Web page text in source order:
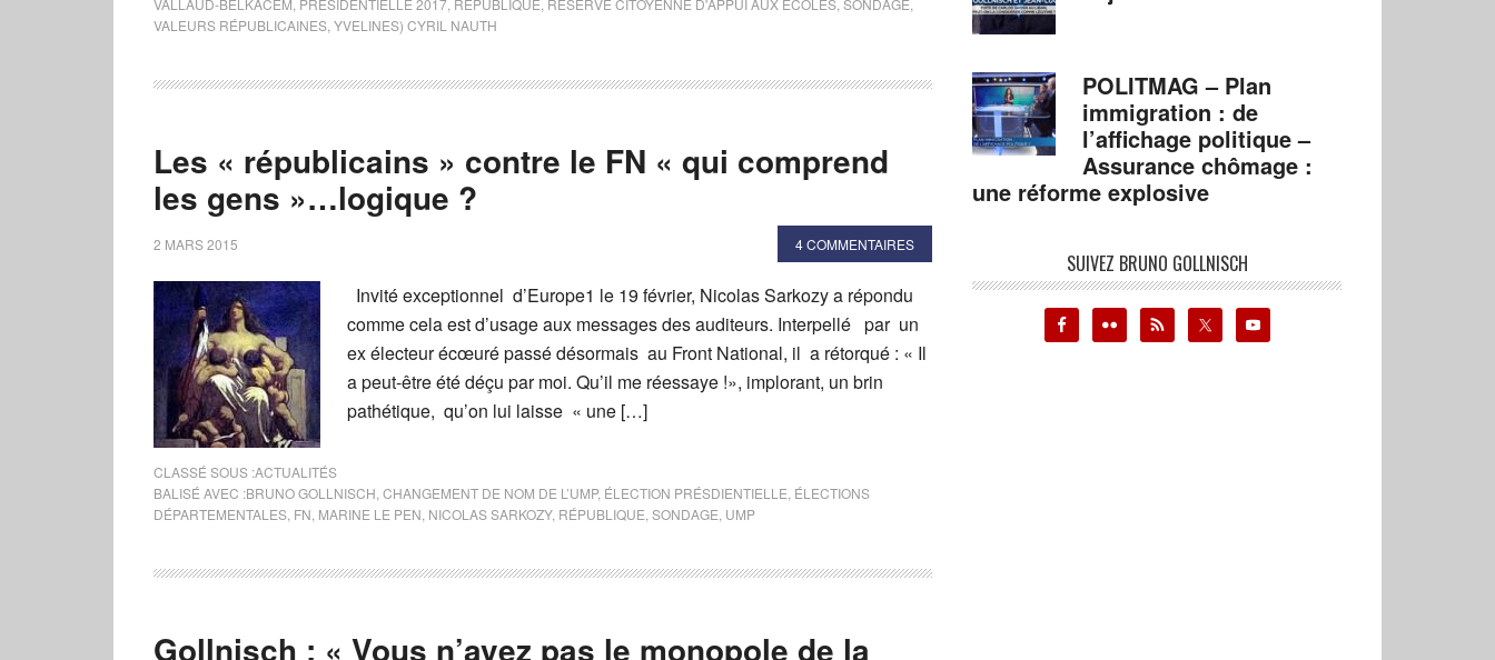
VALLAUD-BELKACEM PRÉSIDENTIELLE 2017 RÉPUBLIQUE RÉSERVE CITOYENNE D'APPUI AUX ÉCOLES SONDAGE
VALEURS RÉPUBLICAINES YVELINES) CYRIL NAUTH
Les « républicains » contre le FN « qui comprend
les gens »…logique ?
2 MARS 2015 4 COMMENTAIRES
Invité exceptionnel d’Europe1 le 19 février, Nicolas Sarkozy a répondu
comme cela est d’usage aux messages des auditeurs. Interpellé par un
ex électeur écœuré passé désormais au Front National, il a rétorqué : « Il
a peut-être été déçu par moi. Qu’il me réessaye !», implorant, un brin
pathétique, qu’on lui laisse « une […]
CLASSÉ SOUS :ACTUALITÉS
BALISÉ AVEC :BRUNO GOLLNISCH CHANGEMENT DE NOM DE L’UMP, ÉLECTION PRÉSDIENTIELLE ÉLECTIONS
DÉPARTEMENTALES FN MARINE LE PEN NICOLAS SARKOZY, RÉPUBLIQUE SONDAGE UMP
Gollnisch : « Vous n’avez pas le monopole de la
POLITMAG – Plan
immigration : de
l’affichage politique –
Assurance chômage :
une réforme explosive
SUIVEZ BRUNO GOLLNISCH